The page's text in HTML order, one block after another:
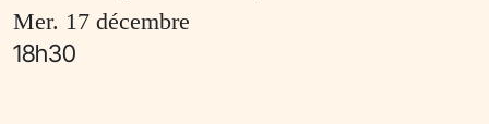
mer. 17 décembre
18h30